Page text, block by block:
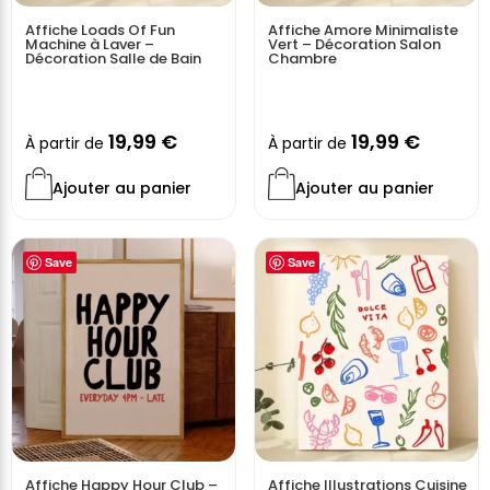
lecture
plus jeunes
Idée cadeau idéale pour les fans de Harry Potter et de
décoration
Transformez la chambre de votre enfant en un univers
enchanté où l’aventure commence à chaque regard.
Vendue sans cadre
Affiche Loads Of Fun
Machine à Laver –
Décoration Salle de Bain
À partir de 19,99 €
Ajouter au panier
Affiche Amore Minimaliste
Vert – Décoration Salon
Chambre
À partir de 19,99 €
Ajouter au panier
Save
Affiche Happy Hour Club –
Save
Affiche Illustrations Cuisine